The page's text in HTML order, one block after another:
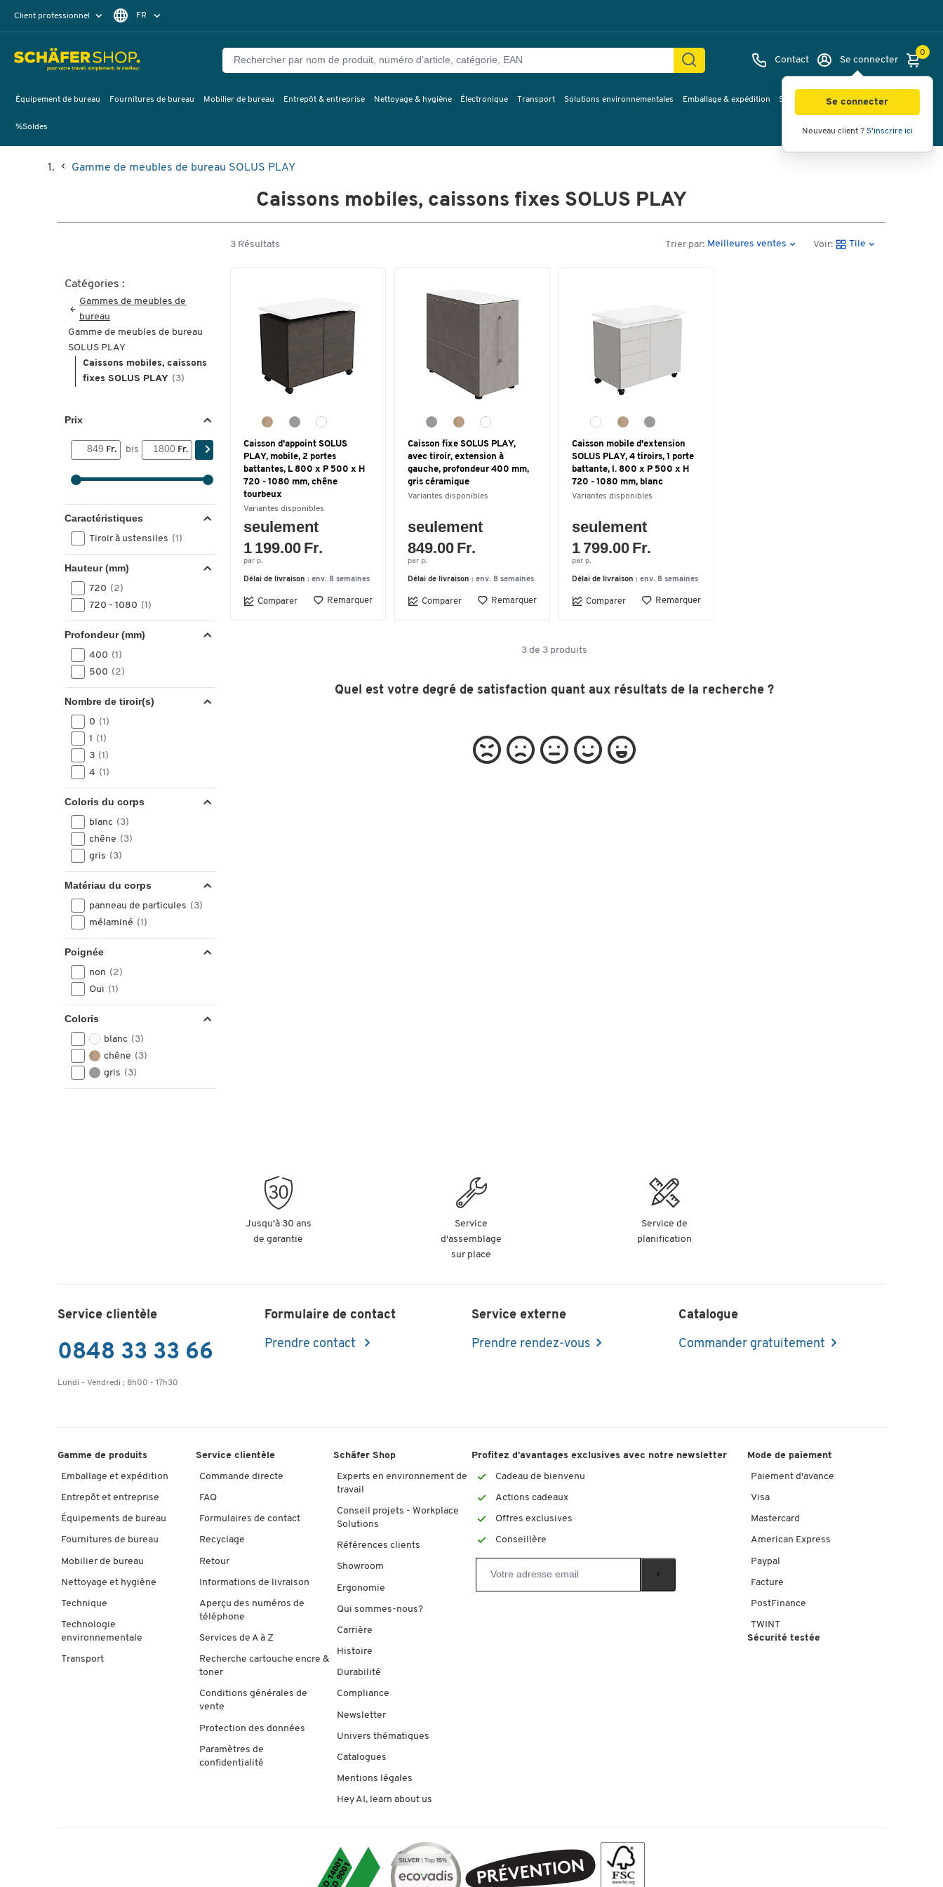
Client professionnel FR
EN Contact Se connecter
Se connecter
Nouveau client ? S'inscrire ici
0
Équipement de bureau Fournitures de bureau Mobilier de bureau Entrepôt & entreprise Nettoyage & hygiène Électronique Transport Solutions environnementales Emballage & expédition Service & Planification Inspirations
%Soldes
Gamme de meubles de bureau SOLUS PLAY
Caissons mobiles, caissons fixes SOLUS PLAY
Catégories :
Gammes de meubles de
bureau
Gamme de meubles de bureau
SOLUS PLAY
Caissons mobiles, caissons
fixes SOLUS PLAY (3)
Prix
Fr. bis Fr.
Caractéristiques
Tiroir à ustensiles (1)
Hauteur (mm)
720 (2)
720 - 1080 (1)
Profondeur (mm)
400 (1)
500 (2)
Nombre de tiroir(s)
0 (1)
1 (1)
3 (1)
4 (1)
Coloris du corps
blanc (3)
chêne (3)
gris (3)
Matériau du corps
panneau de particules (3)
mélaminé (1)
Poignée
non (2)
Oui (1)
Coloris
blanc (3)
chêne (3)
gris (3)
3 Résultats Trier par: Meilleures ventes Voir: Tile
Caisson d'appoint SOLUS
PLAY, mobile, 2 portes
battantes, L 800 x P 500 x H
720 - 1080 mm, chêne
tourbeux
Variantes disponibles
seulement
1 199.00 Fr.
par p.
Délai de livraison : env. 8 semaines
Comparer Remarquer
Caisson fixe SOLUS PLAY,
avec tiroir, extension à
gauche, profondeur 400 mm,
gris céramique
Variantes disponibles
seulement
849.00 Fr.
par p.
Délai de livraison : env. 8 semaines
Comparer Remarquer
Caisson mobile d'extension
SOLUS PLAY, 4 tiroirs, 1 porte
battante, l. 800 x P 500 x H
720 - 1080 mm, blanc
Variantes disponibles
seulement
1 799.00 Fr.
par p.
Délai de livraison : env. 8 semaines
Comparer Remarquer
3 de 3 produits
Quel est votre degré de satisfaction quant aux résultats de la recherche ?
Jusqu'à 30 ans
de garantie
Service
d'assemblage
sur place
Service de
planification
Service clientèle
0848 33 33 66
Lundi - Vendredi : 8h00 - 17h30
Formulaire de contact
Prendre contact
Service externe
Prendre rendez-vous
Catalogue
Commander gratuitement
Gamme de produits
Emballage et expédition
Entrepôt et entreprise
Équipements de bureau
Fournitures de bureau
Mobilier de bureau
Nettoyage et hygiène
Technique
Technologie
environnementale
Transport
Service clientèle
Commande directe
FAQ
Formulaires de contact
Recyclage
Retour
Informations de livraison
Aperçu des numéros de
téléphone
Services de A à Z
Recherche cartouche encre &
toner
Conditions générales de
vente
Protection des données
Paramètres de
confidentialité
Schäfer Shop
Experts en environnement de
travail
Conseil projets - Workplace
Solutions
Références clients
Showroom
Ergonomie
Qui sommes-nous?
Carrière
Histoire
Durabilité
Compliance
Newsletter
Univers thématiques
Catalogues
Mentions légales
Hey AI, learn about us
Profitez d’avantages exclusives avec notre newsletter
Cadeau de bienvenu
Actions cadeaux
Offres exclusives
Conseillère
Mode de paiement
Paiement d'avance
Visa
Mastercard
American Express
Paypal
Facture
PostFinance
TWINT
Sécurité testée